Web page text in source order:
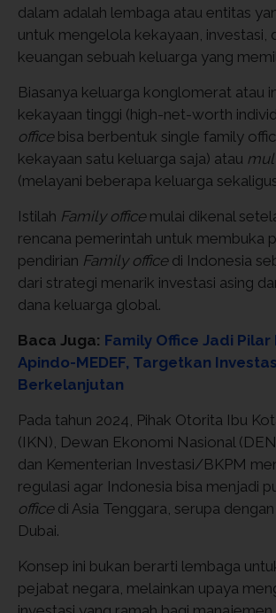
dalam adalah lembaga atau entitas
untuk mengelola kekayaan, investasi,
keuangan sebuah keluarga yang
Biasanya keluarga konglomerat atau
kekayaan tinggi (high-net-worth
officebisa berbentuk single family
kekayaan satu keluarga saja) atau
(melayani beberapa keluarga
Istilah Family officemulai dikenal
rencana pemerintah untuk membuka
pendirian Family officedi Indonesia
dari strategi menarik investasi asing
dana keluarga global.
Baca Juga: Family Office Jadi
Apindo-MEDEF, Targetkan
Berkelanjutan
Pada tahun 2024, Pihak Otorita Ibu
(IKN), Dewan Ekonomi Nasional
dan Kementerian Investasi/BKPM
regulasi agar Indonesia bisa menjadi
officedi Asia Tenggara, serupa
Dubai.
Konsep ini bukan berarti lembaga
pejabat negara, melainkan upaya